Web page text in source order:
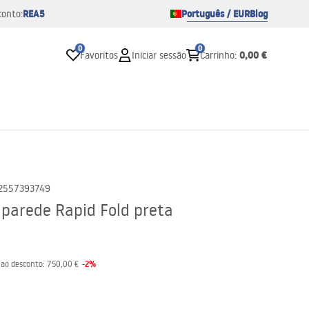
REA5 Português / EURBlog
0
Favoritos Iniciar sessão
0
Carrinho: 0,00 €
Rapid Fold preta
desconto: 750,00 € -2%